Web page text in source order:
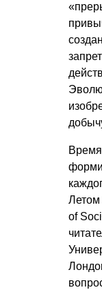
Летом
of